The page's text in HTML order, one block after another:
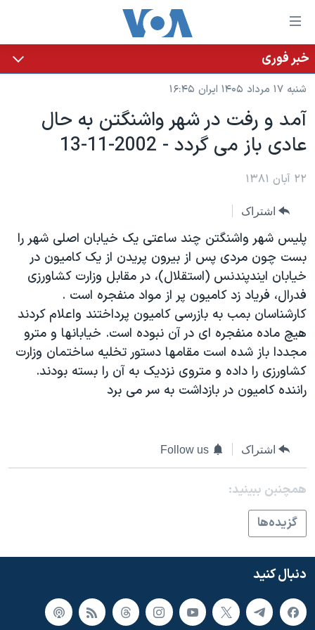
لینکهای
قابل
دسترسی
جهش
محتوای
اصلی
به
اصلی
جهش
به
جستجو
خانه
نسخه سبک وب‌سایت
موضوع ها
ایران
آمریکا
ویژه برنامه‌ها
ویدیوها
فرهنگ و زندگی
حقوق شهروندی
اقتصادی
گالری عکس
برنامه های تلویزیونی
جدول برنامه ها
صفحه‌های ویژه
عملیات خشم حماسی
۲۵۰سالگی آمریکا
بایگانی برنامه‌های تلویزیونی
مستندها
انتخابات ریاست جمهوری آمریکا ۲۰۲۴
حمله جمهوری اسلامی به اسرائیل
اعتراضات زن، زندگی، آزادی
دادگاه حمید نوری
چهل سال گروگان‌گیری
قانون شفافیت دارائی کادر رهبری ایران
اعتراضات مردمی آبان ۹۸
فرکانس‌های صدای آمریکا
پخش رادیویی
یادگیری زبان انگلیسی
دنبال کنید
خبر فوری
شنبه ۱۷ مرداد ۱۴۰۵ ایران ۱۶:۴۵
آمد و رفت در شهر واشنگتن به حال
عادی باز می گردد - 2002-11-13
۲۲ آبان ۱۳۸۱
اشتراک
پليس شهر واشنگتن چند ساعتی يک خيابان اصلی شهر را
بست چون مردی پس از بيرون پريدن از يک کاميون در
خيابان ايندپندنس (استقلال)، در مقابل وزارت کشاورزی
فدرال، فرياد زد کاميون پر از مواد منفجره است .
کارشناسان بمب به بازرسی کاميون پرداختند واعلام کردند
هيچ ماده منفجره ای در آن نبوده است. خيابانها و مترو
مجددا باز شده است مقامها دستور تخليه ساختمان وزارت
کشاورزی را داده و متروی نزديک به آن را بسته بودند.
راننده کاميون در بازداشت به سر می برد
اشتراک Follow us
همچنبن ببینید:
گزيده‌ها
دنبال کنید